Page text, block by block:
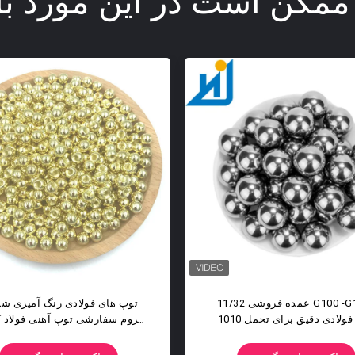
میلی متر توپی بلبرینگ سخت
AISI 1010 Mirror Polished
Steel Steel Ball For